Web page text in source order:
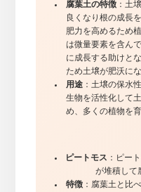
腐葉土の特徴 ：土
良くなり根の成長
肥力を高めるため
は微量要素を含ん
に成長する助けと
ため土壌が肥沃に
用途 ：土壌の保水
生物を活性化して
め、多くの植物を
ピートモス ：ピー
が堆積して
特徴 ：腐葉土と比